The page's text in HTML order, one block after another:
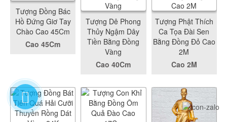
Tượng Đồng Bác
Hồ Đứng Giơ Tay
Chào Cao 45Cm
Cao 45Cm
Tượng Dê Phong
Thủy Ngậm Dây
Tiền Bằng Đồng
Vàng
Cao 40Cm
Tượng Phật Thích
Ca Tọa Đài Sen
Bằng Đồng Đỏ Cao
2M
Cao 2M